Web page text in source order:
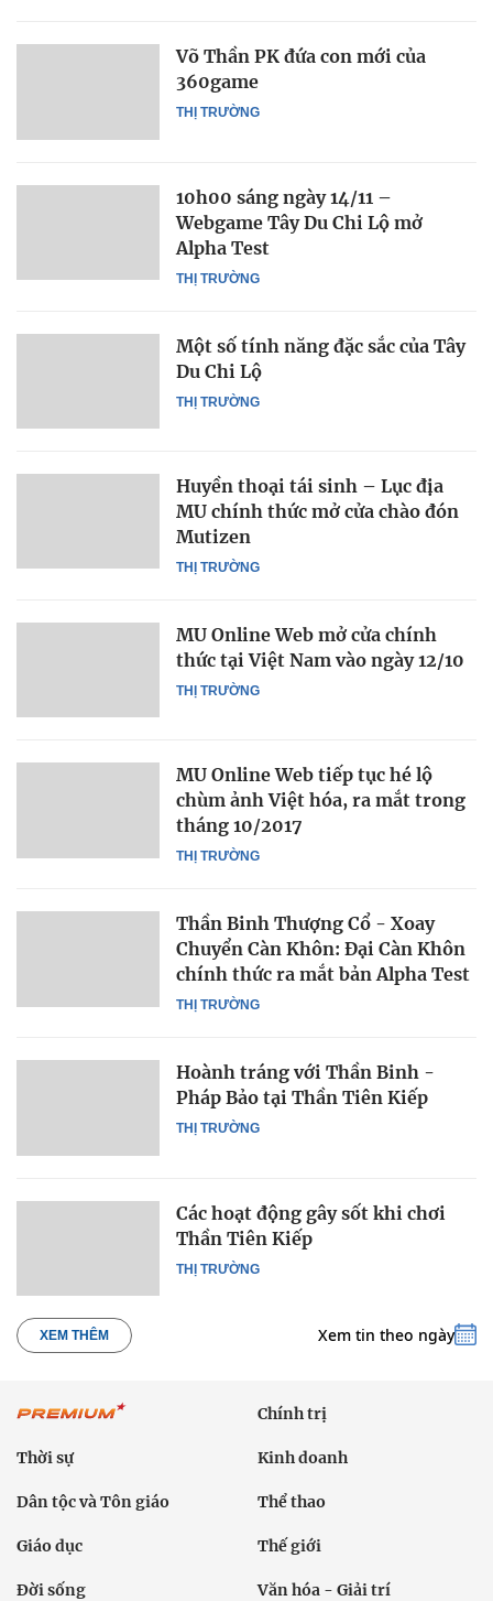
THỊ TRƯỜNG
Võ Thần PK đứa con mới của
360game
THỊ TRƯỜNG
10h00 sáng ngày 14/11 –
Webgame Tây Du Chi Lộ mở
Alpha Test
THỊ TRƯỜNG
Một số tính năng đặc sắc của Tây
Du Chi Lộ
THỊ TRƯỜNG
Huyền thoại tái sinh – Lục địa
MU chính thức mở cửa chào đón
Mutizen
THỊ TRƯỜNG
MU Online Web mở cửa chính
thức tại Việt Nam vào ngày 12/10
THỊ TRƯỜNG
MU Online Web tiếp tục hé lộ
chùm ảnh Việt hóa, ra mắt trong
tháng 10/2017
THỊ TRƯỜNG
Thần Binh Thượng Cổ - Xoay
Chuyển Càn Khôn: Đại Càn Khôn
chính thức ra mắt bản Alpha Test
THỊ TRƯỜNG
Hoành tráng với Thần Binh -
Pháp Bảo tại Thần Tiên Kiếp
THỊ TRƯỜNG
Các hoạt động gây sốt khi chơi
Thần Tiên Kiếp
XEM THÊM Xem tin theo ngày
Chính trị
Thời sự Kinh doanh
Dân tộc và Tôn giáo Thể thao
Giáo dục Thế giới
Đời sống Văn hóa - Giải trí